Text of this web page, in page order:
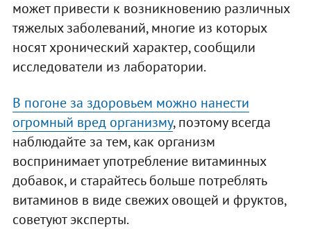
может привести к возникновению различных
тяжелых заболеваний, многие из которых
носят хронический характер, сообщили
исследователи из лаборатории.
В погоне за здоровьем можно нанести
огромный вред организму, поэтому всегда
наблюдайте за тем, как организм
воспринимает употребление витаминных
добавок, и старайтесь больше потреблять
витаминов в виде свежих овощей и фруктов,
советуют эксперты.